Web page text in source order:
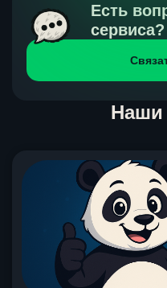
получения нами средств
направлений курс,
окончательным. Если
чат на сайте, мы поможем
Есть
сервиса?
Наши